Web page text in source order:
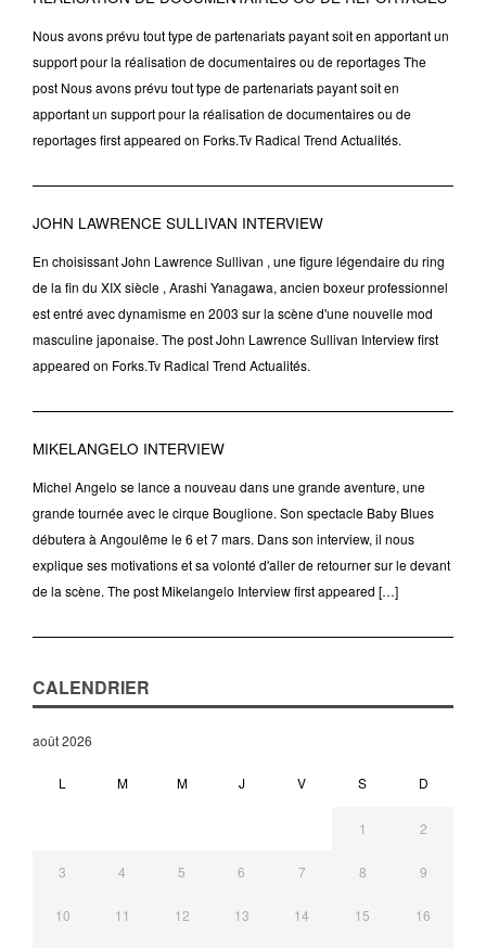
Nous avons prévu tout type de partenariats payant soit en apportant un
support pour la réalisation de documentaires ou de reportages The
post Nous avons prévu tout type de partenariats payant soit en
apportant un support pour la réalisation de documentaires ou de
reportages first appeared on Forks.Tv Radical Trend Actualités.
JOHN LAWRENCE SULLIVAN INTERVIEW
En choisissant John Lawrence Sullivan , une figure légendaire du ring
de la fin du XIX siècle , Arashi Yanagawa, ancien boxeur professionnel
est entré avec dynamisme en 2003 sur la scène d'une nouvelle mod
masculine japonaise. The post John Lawrence Sullivan Interview first
appeared on Forks.Tv Radical Trend Actualités.
MIKELANGELO INTERVIEW
Michel Angelo se lance a nouveau dans une grande aventure, une
grande tournée avec le cirque Bouglione. Son spectacle Baby Blues
débutera à Angoulême le 6 et 7 mars. Dans son interview, il nous
explique ses motivations et sa volonté d'aller de retourner sur le devant
de la scène. The post Mikelangelo Interview first appeared […]
CALENDRIER
août 2026
L M M J V S D
1 2
3 4 5 6 7 8 9
10 11 12 13 14 15 16